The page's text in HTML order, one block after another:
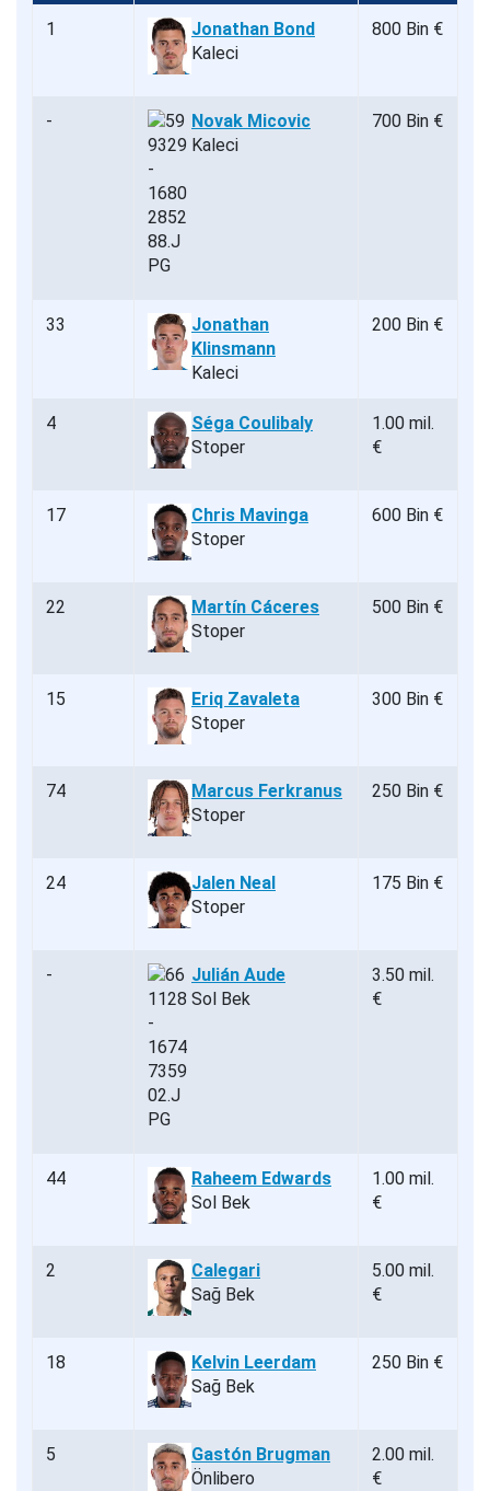
1
Jonathan Bond
Kaleci
800 Bin €
-
Novak Micovic
Kaleci
700 Bin €
33
Jonathan
Klinsmann
Kaleci
200 Bin €
4
Séga Coulibaly
Stoper
1.00 mil.
€
17
Chris Mavinga
Stoper
600 Bin €
22
Martín Cáceres
Stoper
500 Bin €
15
Eriq Zavaleta
Stoper
300 Bin €
74
Marcus Ferkranus
Stoper
250 Bin €
24
Jalen Neal
Stoper
175 Bin €
-
Julián Aude
Sol Bek
3.50 mil.
€
44
Raheem Edwards
Sol Bek
1.00 mil.
€
2
Calegari
Sağ Bek
5.00 mil.
€
18
Kelvin Leerdam
Sağ Bek
250 Bin €
5
Gastón Brugman
Önlibero
2.00 mil.
€